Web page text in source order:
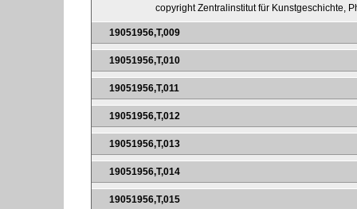
copyright Zentralinstitut für Kunstgeschichte,
19051956,T,009
19051956,T,010
19051956,T,011
19051956,T,012
19051956,T,013
19051956,T,014
19051956,T,015